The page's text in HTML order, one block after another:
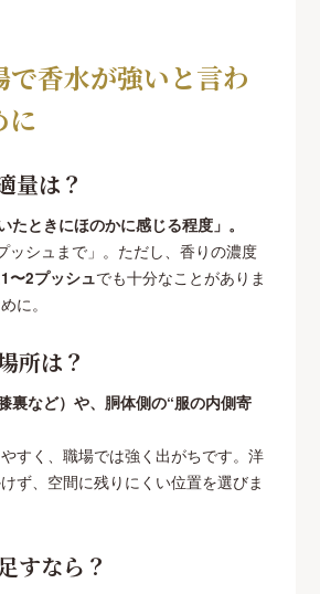
で香水が強いと言わ
に
量は？
たときにほのかに感じる程度」。
ッシュまで」。ただし、香りの濃度
1〜2プッシュでも十分なことがありま
に。
所は？
裏など）や、胴体側の“服の内側寄
すく、職場では強く出がちです。洋
ず、空間に残りにくい位置を選びま
すなら？